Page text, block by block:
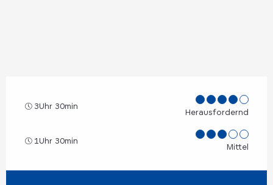
3Uhr 30min
Herausfordernd
1Uhr 30min
Mittel